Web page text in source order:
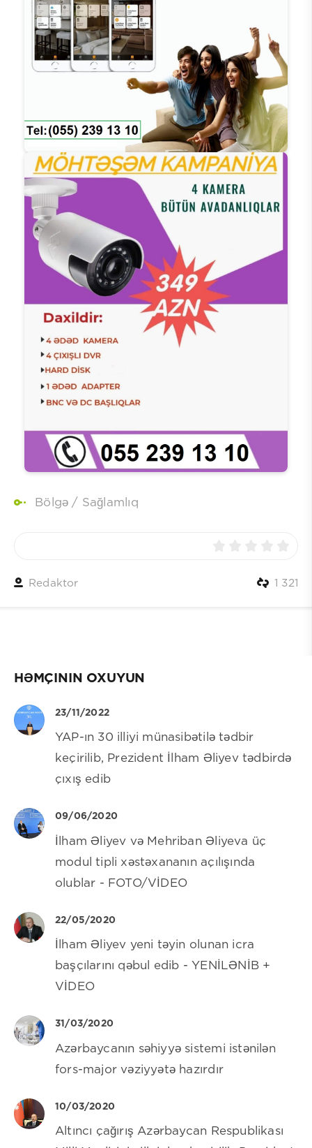
Bölgə / Sağlamlıq
Redaktor 1 321
HƏMÇININ OXUYUN
23/11/2022
YAP-ın 30 illiyi münasibətilə tədbir
keçirilib, Prezident İlham Əliyev tədbirdə
çıxış edib
09/06/2020
İlham Əliyev və Mehriban Əliyeva üç
modul tipli xəstəxananın açılışında
olublar - FOTO/VİDEO
22/05/2020
İlham Əliyev yeni təyin olunan icra
başçılarını qəbul edib - YENİLƏNİB +
VİDEO
31/03/2020
Azərbaycanın səhiyyə sistemi istənilən
fors-major vəziyyətə hazırdır
10/03/2020
Altıncı çağırış Azərbaycan Respublikası